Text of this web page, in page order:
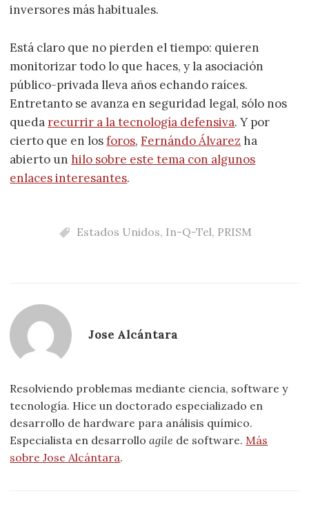
inversores más habituales.
Está claro que no pierden el tiempo: quieren
monitorizar todo lo que haces, y la asociación
público-privada lleva años echando raíces.
Entretanto se avanza en seguridad legal, sólo nos
quedarecurrir a la tecnología defensiva. Y por
cierto que en losforos,Fernándo Álvarez ha
abierto unhilo sobre este tema con algunos
enlaces interesantes.
Estados Unidos, In-Q-Tel, PRISM
Jose Alcántara
Resolviendo problemas mediante ciencia, software y
tecnología. Hice un doctorado especializado en
desarrollo de hardware para análisis químico.
Especialista en desarrolloagile de software. Más
sobre Jose Alcántara.